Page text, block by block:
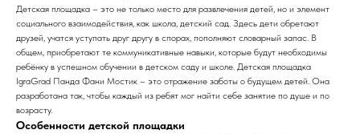
Детская площадка – это не только место для развлечения детей, но и элемент
социального взаимодействия, как школа, детский сад. Здесь дети обретают
друзей, учатся уступать друг другу в спорах, пополняют словарный запас. В
общем, приобретают те коммуникативные навыки, которые будут необходимы
ребёнку в успешном обучении в детском саду и школе. Детская площадка
IgraGrad Панда Фани Мостик – это отражение заботы о будущем детей. Она
разработана так, чтобы каждый из ребят мог найти себе занятие по душе и по
возрасту.
Особенности детской площадки